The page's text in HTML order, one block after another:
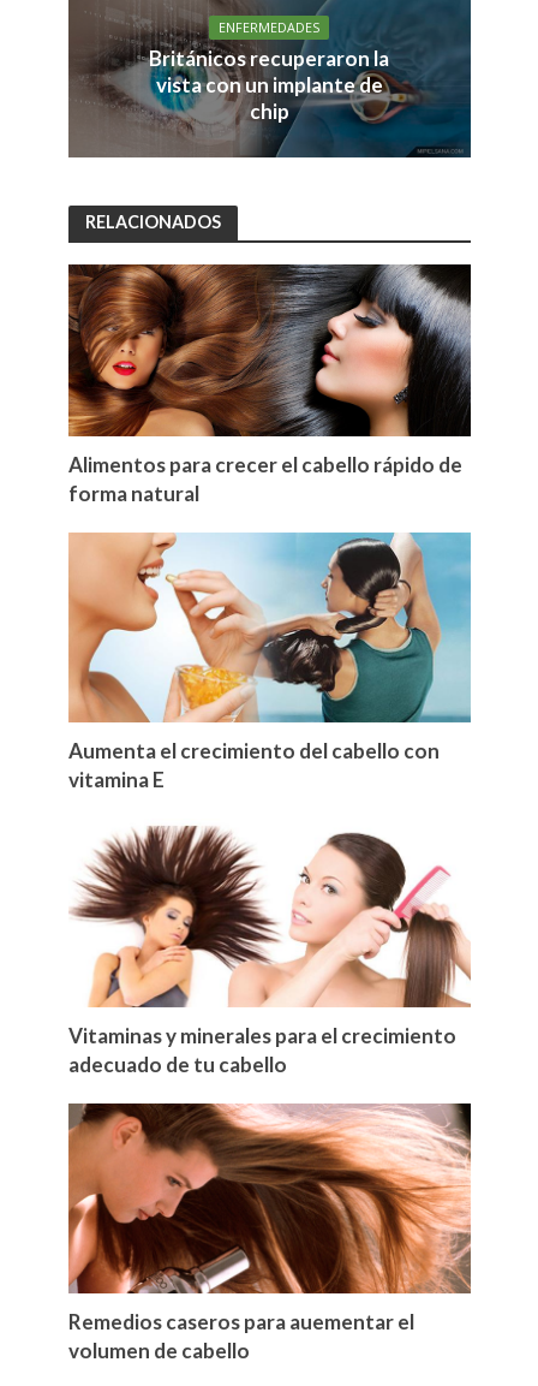
ENFERMEDADES
Británicos recuperaron la
vista con un implante de
chip
RELACIONADOS
Alimentos para crecer el cabello rápido de
forma natural
Aumenta el crecimiento del cabello con
vitamina E
Vitaminas y minerales para el crecimiento
adecuado de tu cabello
Remedios caseros para auementar el
volumen de cabello